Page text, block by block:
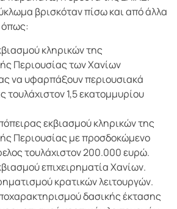
βρισκόταν πίσω και από άλλα
όπως:
κληρικών της
Περιουσίας των Χανίων
να υφαρπάξουν περιουσιακά
τουλάχιστον 1,5 εκατομμυρίου
εκβιασμού κληρικών της
Περιουσίας με προσδοκώμενο
τουλάχιστον 200.000 ευρώ.
επιχειρηματία Χανίων.
κρατικών λειτουργών.
δασικής έκτασης